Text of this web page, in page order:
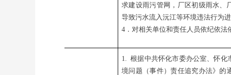
求建设雨污管网，厂区初级雨水、
导致污水流入沅江等环境违法行为进
4．对相关单位和责任人员依纪依法
1. 根据中共怀化市委办公室、怀化
境问题（事件）责任追究办法》的